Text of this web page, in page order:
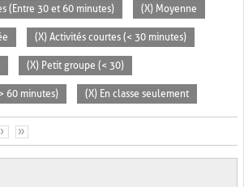
(Entre 30 et 60 minutes) (X) Moyenne
(X) Activités courtes (< 30 minutes)
(X) Petit groupe (< 30)
60 minutes) (X) En classe seulement
› »